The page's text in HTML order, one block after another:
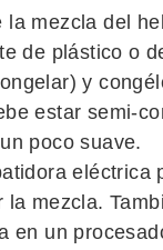
la mezcla del
de plástico o
y
estar semi-
poco suave.
eléctrica
la mezcla.
en un